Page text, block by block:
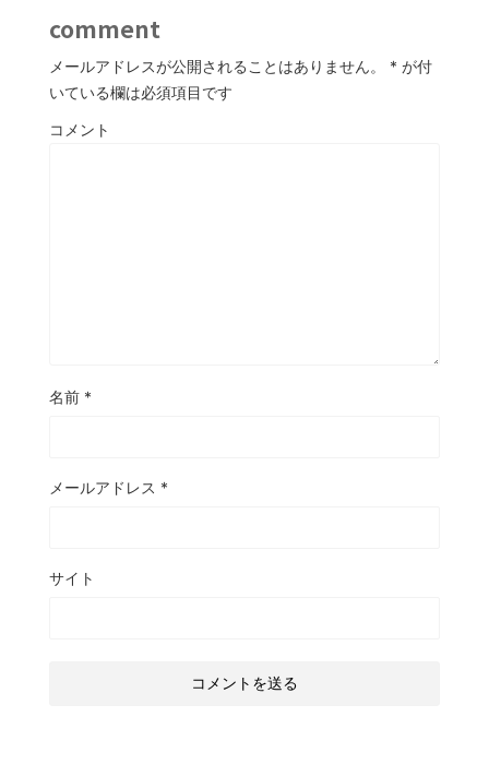
comment
メールアドレスが公開されることはありません。 * が付
いている欄は必須項目です
コメント
名前 *
メールアドレス *
サイト